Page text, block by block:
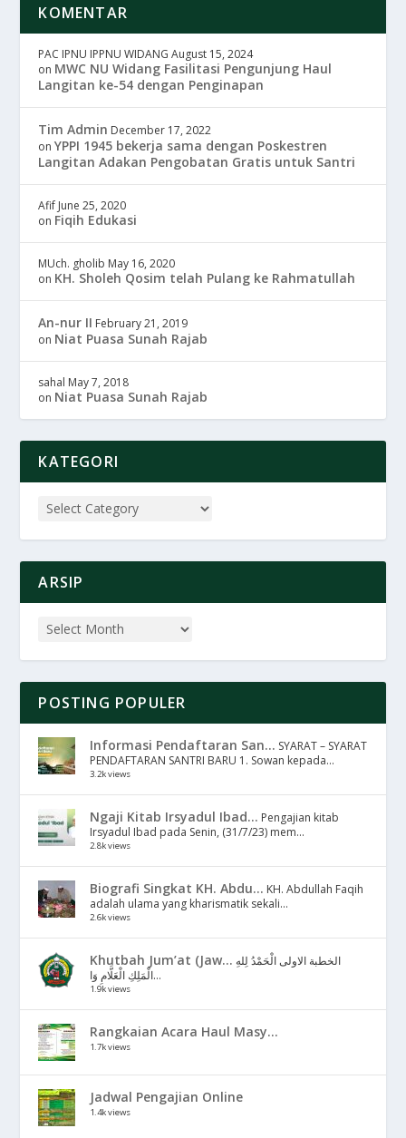
KOMENTAR
PAC IPNU IPPNU WIDANG August 15, 2024
on MWC NU Widang Fasilitasi Pengunjung Haul
Langitan ke-54 dengan Penginapan
Tim Admin December 17, 2022
onYPPI 1945 bekerja sama dengan Poskestren
Langitan Adakan Pengobatan Gratis untuk Santri
Afif June 25, 2020
on Fiqih Edukasi
MUch. gholib May 16, 2020
on KH. Sholeh Qosim telah Pulang ke Rahmatullah
An-nur II February 21, 2019
on Niat Puasa Sunah Rajab
sahal May 7, 2018
on Niat Puasa Sunah Rajab
KATEGORI
ARSIP
POSTING POPULER
Informasi Pendaftaran San... SYARAT – SYARAT
PENDAFTARAN SANTRI BARU 1. Sowan kepada...
3.2k views
Ngaji Kitab Irsyadul Ibad... Pengajian kitab
Irsyadul Ibad pada Senin, (31/7/23) mem...
2.8k views
Biografi Singkat KH. Abdu... KH. Abdullah Faqih
adalah ulama yang kharismatik sekali...
2.6k views
Khutbah Jum’at (Jaw... الخطبة الاولى الْحَمْدُ لِلهِ
الْمَلِكِ الْعَلَّامِ وَا...
1.9k views
Rangkaian Acara Haul Masy...
1.7k views
Jadwal Pengajian Online
1.4k views